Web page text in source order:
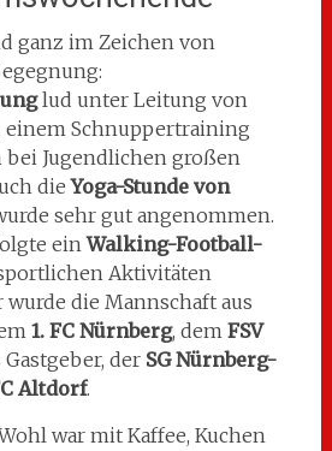
ganz im Zeichen von
lud unter Leitung von
Schnuppertraining
bei Jugendlichen großen
dieYoga-Stunde von
sehr gut angenommen.
einWalking-Football-
Aktivitäten
wurde die Mannschaft aus
1. FC Nürnberg, dem FSV
der SG Nürnberg-
Altdorf.
war mit Kaffee, Kuchen